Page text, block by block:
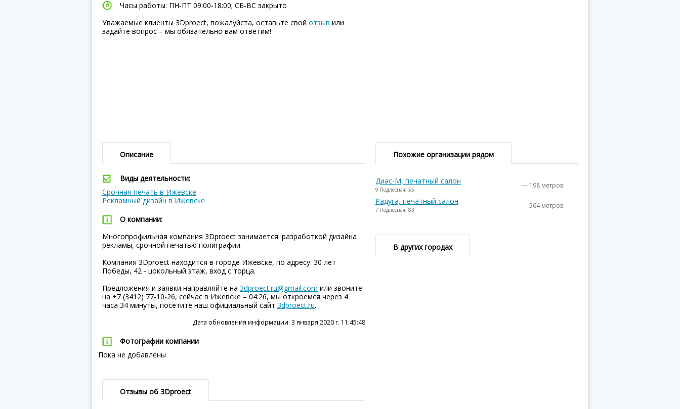
Часы работы: ПН-ПТ 09:00-18:00; СБ-ВC закрыто
Уважаемые клиенты 3Dproect, пожалуйста, оставьте свой отзыв или
задайте вопрос – мы обязательно вам ответим!
Описание
Виды деятельности:
Срочная печать в Ижевске
Рекламный дизайн в Ижевске
О компании:
Многопрофильная компания 3Dproect занимается: разработкой дизайна
рекламы, срочной печатью полиграфии.
Компания 3Dproect находится в городе Ижевске, по адресу: 30 лет
Победы, 42 - цокольный этаж, вход с торца.
Предложения и заявки направляйте на 3dproect.ru@gmail.com или звоните
на +7 (3412) 77-10-26, сейчас в Ижевске – 04:26, мы откроемся через 4
часа 34 минуты, посетите наш официальный сайт 3dproect.ru.
Дата обновления информации: 3 января 2020 г. 11:45:48
Фотографии компании
Пока не добавлены
Отзывы об 3Dproect
Похожие организации рядом
Диас-М, печатный салон
9 Подлесная, 55 — 198 метров
Радуга, печатный салон
7 Подлесная, 83 — 564 метров
В других городах